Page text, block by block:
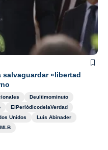
salvaguardar «libertad
Deultimominuto
ElPeriódicodelaVerdad
Unidos
Luis Abinader
MLB